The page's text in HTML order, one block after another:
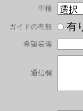
車種
ガイドの有無
希望装備
通信欄